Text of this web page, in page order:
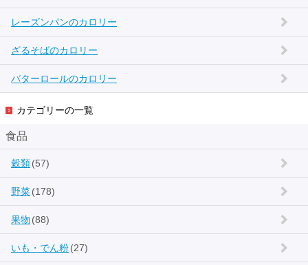
レーズンパンのカロリー
ざるそばのカロリー
バターロールのカロリー
カテゴリーの一覧
食品
穀類(57)
野菜(178)
果物 (88)
いも・でん粉(27)